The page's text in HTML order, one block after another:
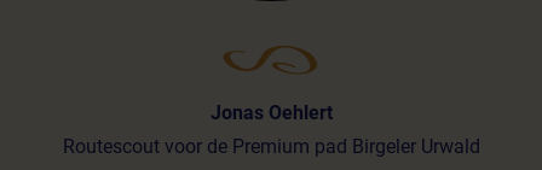
Jonas Oehlert
Routescout voor de Premium pad Birgeler Urwald